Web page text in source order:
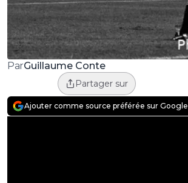
ParGuillaume Conte
Partager sur
Ajouter comme source préférée sur Google